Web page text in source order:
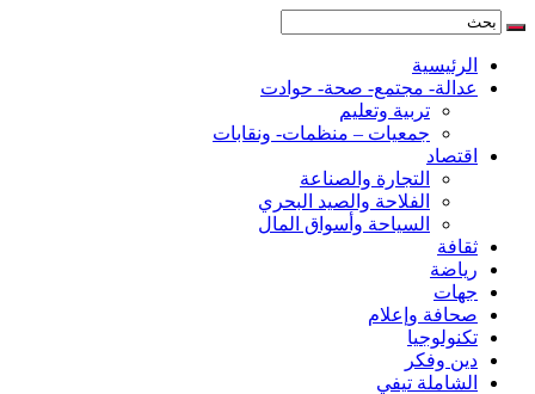
الرئيسية
عدالة- مجتمع- صحة- حوادت
تربية وتعليم
جمعيات – منظمات- ونقابات
اقتصاد
التجارة والصناعة
الفلاحة والصيد البحري
السياحة وأسواق المال
ثقافة
رياضة
جهات
صحافة وإعلام
تكنولوجيا
دين وفكر
الشاملة تيفي